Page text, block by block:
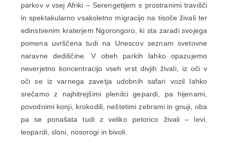
parkov v vsej Afriki – Serengetijem s prostranimi travišči
in spektakularno vsakoletno migracijo na tisoče živali ter
edinstvenim kraterjem Ngorongoro, ki sta zaradi svojega
pomena uvrščena tudi na Unescov seznam svetovne
naravne dediščine. V obeh parkih lahko opazujemo
neverjetno koncentracijo vseh vrst divjih živali, iz oči v
oči se iz varnega zavetja udobnih safari vozil lahko
srečamo z najhitrejšimi plenilci gepardi, pa hijenami,
povodnimi konji, krokodili, neštetimi zebrami in gnuji, oba
pa se ponašata tudi z veliko petorico živali – levi,
leopardi, sloni, nosorogi in bivoli.